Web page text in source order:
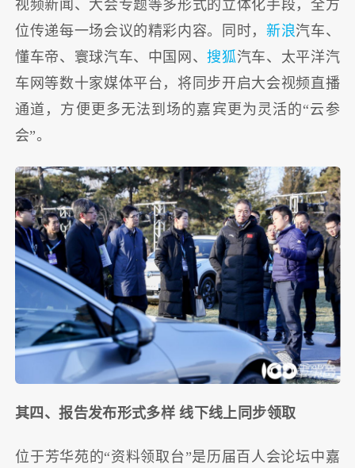
视频新闻、大会专题等多形式的立体化手段，全方
位传递每一场会议的精彩内容。同时， 新浪汽车、
懂车帝、寰球汽车、中国网、搜狐汽车、太平洋汽
车网等数十家媒体平台，将同步开启大会视频直播
通道，方便更多无法到场的嘉宾更为灵活的“云参
会”。
其四、报告发布形式多样 线下线上同步领取
位于芳华苑的“资料领取台”是历届百人会论坛中嘉